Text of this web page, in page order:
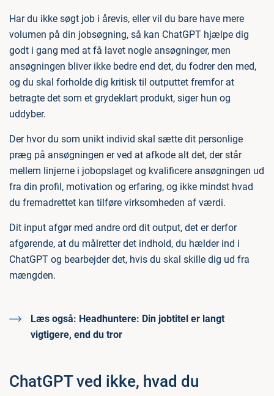
Har du ikke søgt job i årevis, eller vil du bare have mere
volumen på din jobsøgning, så kan ChatGPT hjælpe dig
godt i gang med at få lavet nogle ansøgninger, men
ansøgningen bliver ikke bedre end det, du fodrer den med,
og du skal forholde dig kritisk til outputtet fremfor at
betragte det som et grydeklart produkt, siger hun og
uddyber.
Der hvor du som unikt individ skal sætte dit personlige
præg på ansøgningen er ved at afkode alt det, der står
mellem linjerne i jobopslaget og kvalificere ansøgningen ud
fra din profil, motivation og erfaring, og ikke mindst hvad
du fremadrettet kan tilføre virksomheden af værdi.
Dit input afgør med andre ord dit output, det er derfor
afgørende, at du målretter det indhold, du hælder ind i
ChatGPT og bearbejder det, hvis du skal skille dig ud fra
mængden.
Læs også: Headhuntere: Din jobtitel er langt
vigtigere, end du tror
ChatGPT ved ikke, hvad du